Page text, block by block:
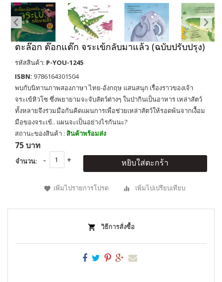
ตะล๊อก ต๊อกแต๊ก จระเข้กลับมาแล้ว (ฉบับปรับปรุง)
รหัสสินค้า: P-YOU-1245
ISBN: 9786164301504
พบกับนิทานภาพสองภาษา ไทย-อังกฤษ แสนสนุก เรื่องราวของเจ้า
จระเข้หิวโซ ซึ่งพยายามจะจับสัตว์ต่างๆ ในป่ากินเป็นอาหาร เหล่าสัตว์
ทั้งหลายจึงร่วมมือกันคิดแผนการเพื่อช่วยเหล่าสัตว์ให้รอดพ้นจากเงื้อม
มือของจระเข้.. แผนจะเป็นอย่างไรกันนะ?
สถานะของสินค้า : สินค้าพร้อมส่ง
75 บาท
จำนวน: หยิบใส่ตะกร้า
เพิ่มไปรายการโปรด เพิ่มไปเปรียบเทียบ
วิธีการสั่งซื้อ